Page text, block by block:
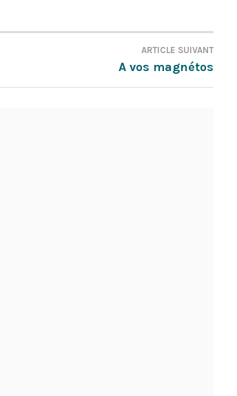
ARTICLE SUIVANT
A vos magnétos